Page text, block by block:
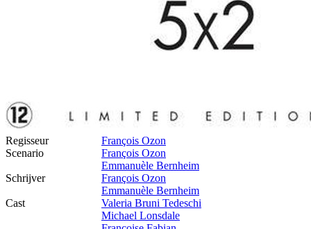
Regisseur
François Ozon
Scenario
François Ozon
Emmanuèle Bernheim
Schrijver
François Ozon
Emmanuèle Bernheim
Cast
Valeria Bruni Tedeschi
Michael Lonsdale